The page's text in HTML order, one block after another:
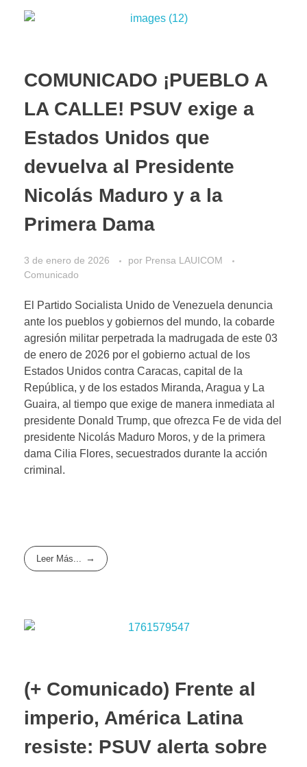
COMUNICADO ¡PUEBLO A
LA CALLE! PSUV exige a
Estados Unidos que
devuelva al Presidente
Nicolás Maduro y a la
Primera Dama
3 de enero de 2026 por Prensa LAUICOM
Comunicado
El Partido Socialista Unido de Venezuela denuncia
ante los pueblos y gobiernos del mundo, la cobarde
agresión militar perpetrada la madrugada de este 03
de enero de 2026 por el gobierno actual de los
Estados Unidos contra Caracas, capital de la
República, y de los estados Miranda, Aragua y La
Guaira, al tiempo que exige de manera inmediata al
presidente Donald Trump, que ofrezca Fe de vida del
presidente Nicolás Maduro Moros, y de la primera
dama Cilia Flores, secuestrados durante la acción
criminal.
Leer Más...
(+ Comunicado) Frente al
imperio, América Latina
resiste: PSUV alerta sobre